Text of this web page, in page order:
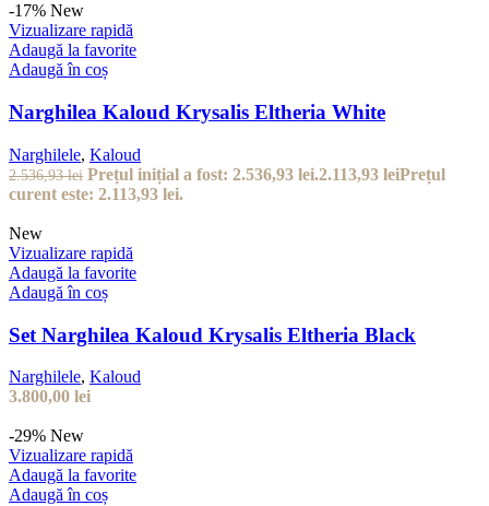
-17% New
Vizualizare rapidă
Adaugă la favorite
Adaugă în coș
Narghilea Kaloud Krysalis Eltheria White
Narghilele, Kaloud
2.536,93lei Prețul inițial a fost: 2.536,93 lei.2.113,93 leiPrețul
curent este: 2.113,93 lei.
New
Vizualizare rapidă
Adaugă la favorite
Adaugă în coș
Set Narghilea Kaloud Krysalis Eltheria Black
Narghilele, Kaloud
3.800,00 lei
-29% New
Vizualizare rapidă
Adaugă la favorite
Adaugă în coș